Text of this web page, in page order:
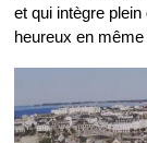
et qui intègre
heureux en